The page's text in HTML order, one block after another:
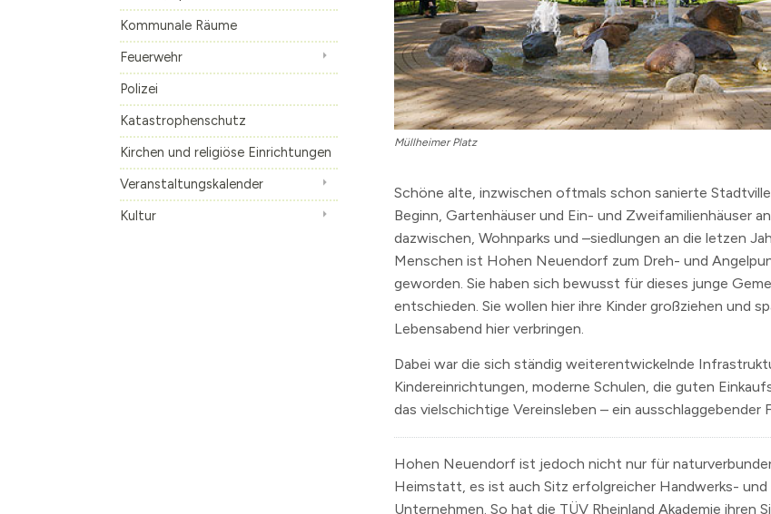
Inhalte anzeigen
Altes Künstlerverzeichnis
Skulpturen Boulevard
Kommunale Räume
Feuerwehr
Polizei
Katastrophenschutz
Kirchen und religiöse Einrichtungen
Veranstaltungskalender
Kultur
Müllheimer Platz
Schöne alte, inzwischen oftmals schon sanierte
Beginn, Gartenhäuser und Ein- und Zweifamilienhäuser
dazwischen, Wohnparks und –siedlungen an die letzen
Menschen ist Hohen Neuendorf zum Dreh- und
geworden. Sie haben sich bewusst für dieses junge
entschieden. Sie wollen hier ihre Kinder großziehen und
Lebensabend hier verbringen.
Dabei war die sich ständig weiterentwickelnde
Kindereinrichtungen, moderne Schulen, die guten
das vielschichtige Vereinsleben – ein ausschlaggebender
Hohen Neuendorf ist jedoch nicht nur für
Heimstatt, es ist auch Sitz erfolgreicher Handwerks-
Unternehmen. So hat die TÜV Rheinland Akademie ihren